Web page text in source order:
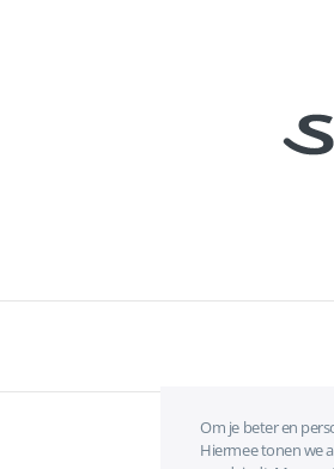
Om je beter en
Hiermee tonen we